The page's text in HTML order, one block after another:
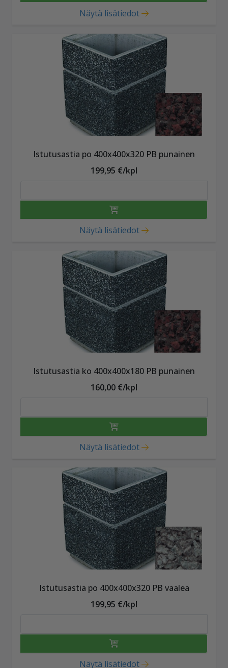
Näytä lisätiedot
Istutusastia po 400x400x320 PB punainen
199,95 €/kpl
Näytä lisätiedot
Istutusastia ko 400x400x180 PB punainen
160,00 €/kpl
Näytä lisätiedot
Istutusastia po 400x400x320 PB vaalea
199,95 €/kpl
Näytä lisätiedot